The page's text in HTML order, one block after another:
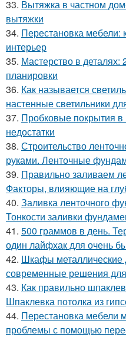
33. Вытяжка в частном
вытяжки
34. Перестановка мебели:
интерьер
35. Мастерство в деталях:
планировки
36. Как называется
настенные светильники
37. Пробковые покрытия
недостатки
38. Строительство
руками. Ленточные
39. Правильно заливаем
Факторы, влияющие на
40. Заливка ленточного
Тонкости заливки
41. 500 граммов в день.
один лайфхак для очень
42. Шкафы металлические
современные решения
43. Как правильно
Шпаклевка потолка из
44. Перестановка мебели
проблемы с помощью